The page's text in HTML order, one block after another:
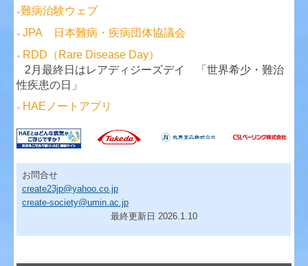
お問合せ
create23jp@yahoo.co.jp
create-society@umin.ac.jp
最終更新日 2026.1.10
●難病治験ウェブ
● JPA 日本難病・疾病団体協議会
● RDD（Rare Disease Day）
2月最終日はレアディジーズデイ 「世界希少・難治
性疾患の日」
● HAEノートアプリ